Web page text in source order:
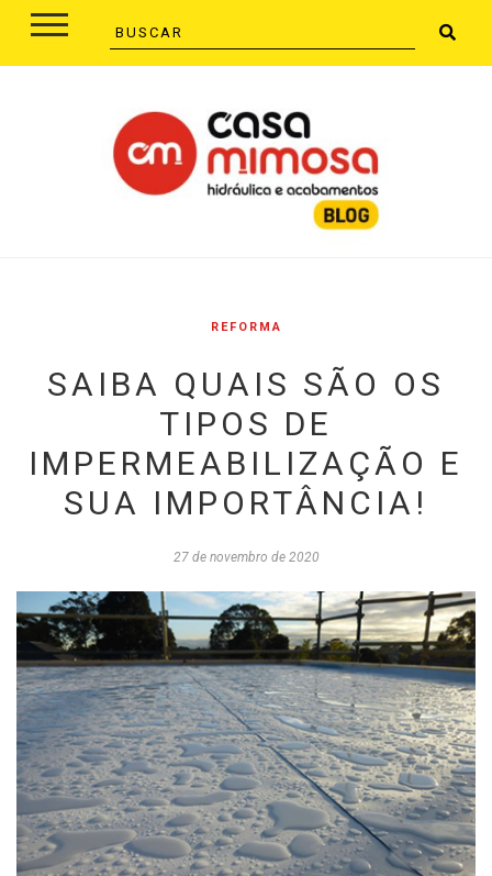
REFORMA
SAIBA QUAIS SÃO OS
TIPOS DE
IMPERMEABILIZAÇÃO E
SUA IMPORTÂNCIA!
27 de novembro de 2020